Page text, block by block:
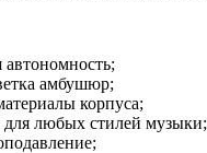
амбушюр;
корпуса;
любых стилей музыки;